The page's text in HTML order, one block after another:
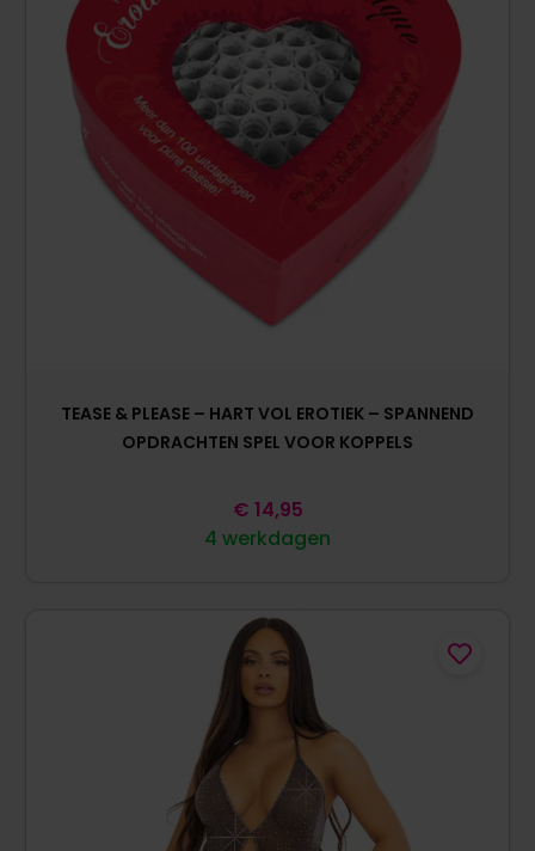
TEASE & PLEASE – HART VOL EROTIEK – SPANNEND
OPDRACHTEN SPEL VOOR KOPPELS
4 werkdagen
€ 14,95